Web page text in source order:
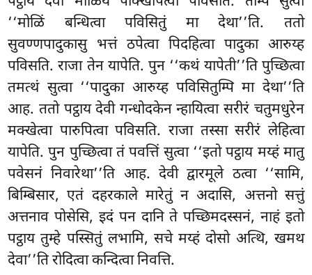
‘‘मोळिं बन्धित्वा पविसितुं मा देथा’’ति. ततो
सुवण्णपादुकासु भत्तं ठपेत्वा पिदहित्वा पादुका आरुय्ह
पविसति. राजा तेन यापेति. पुन ‘‘कथं यापेती’’ति पुच्छित्वा
तमत्थं सुत्वा ‘‘पादुका आरुय्ह पविसितुम्पि मा देथा’’ति
आह. ततो पट्ठाय देवी गन्धोदकेन न्हायित्वा सरीरं चतुमधुरेन
मक्खेत्वा पारुपित्वा पविसति. राजा तस्सा सरीरं लेहित्वा
यापेति. पुन पुच्छित्वा तं पवत्तिं सुत्वा ‘‘इतो पट्ठाय मय्हं मातु
पवेसनं निवारेथा’’ति आह. देवी द्वारमूले ठत्वा ‘‘सामि,
बिम्बिसार, एतं दहरकाले मारेतुं न अदासि, अत्तनो सत्तुं
अत्तनाव पोसेसि, इदं पन दानि ते पच्छिमदस्सनं, नाहं इतो
पट्ठाय तुम्हे पस्सितुं लभामि, सचे मय्हं दोसो अत्थि, खमथ
देवा’’ति रोदित्वा कन्दित्वा निवत्ति.